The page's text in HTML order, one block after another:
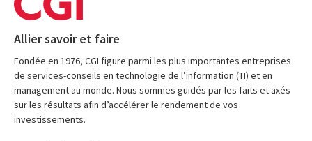
Allier savoir et faire
Fondée en 1976, CGI figure parmi les plus importantes entreprises
de services-conseils en technologie de l’information (TI) et en
management au monde. Nous sommes guidés par les faits et axés
sur les résultats afin d’accélérer le rendement de vos
investissements.